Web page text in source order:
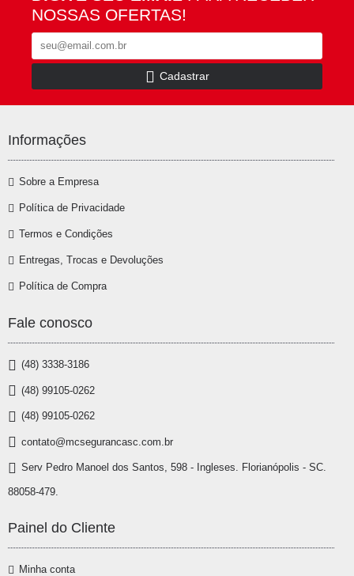
NOSSAS OFERTAS!
Cadastrar
Informações
Sobre a Empresa
Política de Privacidade
Termos e Condições
Entregas, Trocas e Devoluções
Política de Compra
Fale conosco
(48) 3338-3186
(48) 99105-0262
(48) 99105-0262
contato@mcsegurancasc.com.br
Serv Pedro Manoel dos Santos, 598 - Ingleses. Florianópolis - SC.
88058-479.
Painel do Cliente
Minha conta